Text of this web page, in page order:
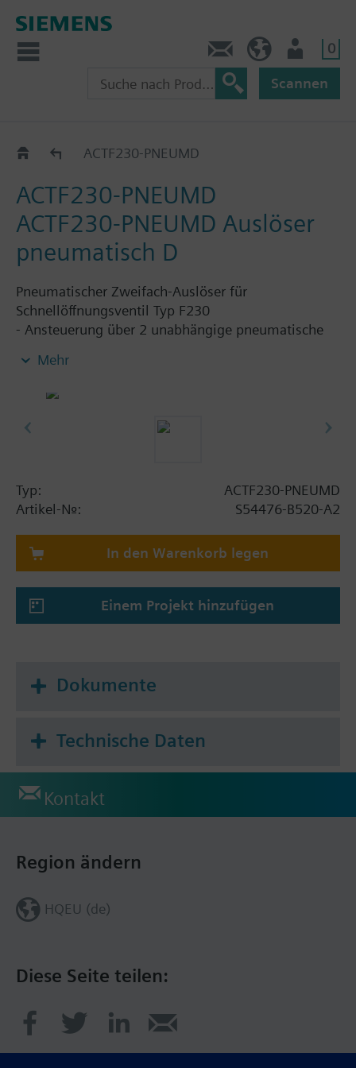
0
Scannen
Ventilauslöser
ACTF230-PNEUMD
ACTF230-PNEUMD
ACTF230-PNEUMD Auslöser
pneumatisch D
Pneumatischer Zweifach-Auslöser für
Schnellöffnungsventil Typ F230
- Ansteuerung über 2 unabhängige pneumatische
- redundante Anschlüsse für die Steuerleitungen
- Integration in Steuerleitung, dadurch keine
Mehr
Typ:
ACTF230-PNEUMD
Artikel-Nr.:
S54476-B520-A2
In den Warenkorb legen
Einem Projekt hinzufügen
Dokumente
Technische Daten
Kontakt
Diese Seite teilen:
Region ändern
HQEU (de)